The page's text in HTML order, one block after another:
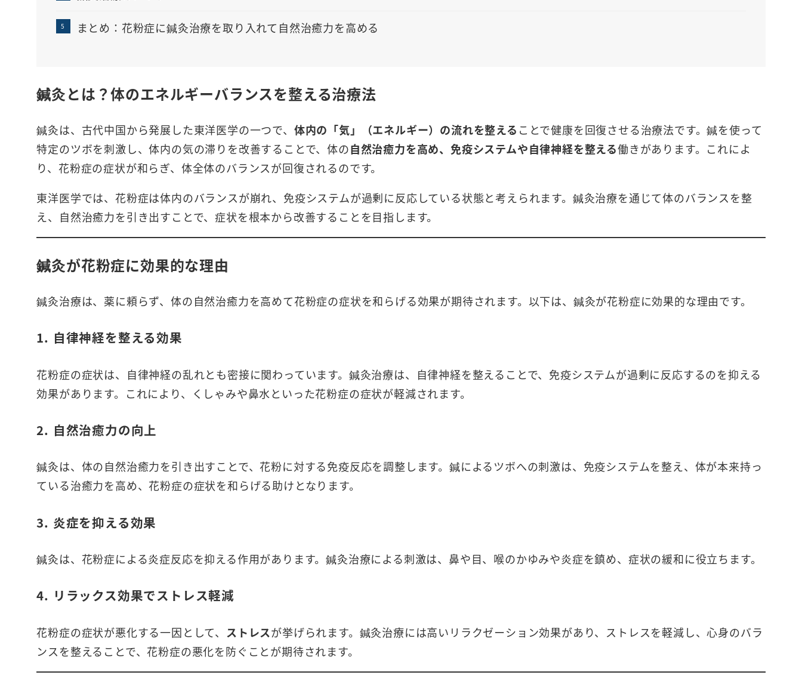
まとめ：花粉症に鍼灸治療を取り入れて自然治癒力を高める
鍼灸とは？体のエネルギーバランスを整える治療法
鍼灸は、古代中国から発展した東洋医学の一つで、 体内の「気」（エネルギー）の流れを整える ことで健康を回復させる治療法です。鍼を使って
特定のツボを刺激し、体内の気の滞りを改善することで、体の自然治癒力を高め、免疫システムや自律神経を整える働きがあります。これによ
り、花粉症の症状が和らぎ、体全体のバランスが回復されるのです。
東洋医学では、花粉症は体内のバランスが崩れ、免疫システムが過剰に反応している状態と考えられます。鍼灸治療を通じて体のバランスを整
え、自然治癒力を引き出すことで、症状を根本から改善することを目指します。
鍼灸が花粉症に効果的な理由
鍼灸治療は、薬に頼らず、体の自然治癒力を高めて花粉症の症状を和らげる効果が期待されます。以下は、鍼灸が花粉症に効果的な理由です。
1. 自律神経を整える効果
花粉症の症状は、自律神経の乱れとも密接に関わっています。鍼灸治療は、自律神経を整えることで、免疫システムが過剰に反応するのを抑える
効果があります。これにより、くしゃみや鼻水といった花粉症の症状が軽減されます。
2. 自然治癒力の向上
鍼灸は、体の自然治癒力を引き出すことで、花粉に対する免疫反応を調整します。鍼によるツボへの刺激は、免疫システムを整え、体が本来持っ
ている治癒力を高め、花粉症の症状を和らげる助けとなります。
3. 炎症を抑える効果
鍼灸は、花粉症による炎症反応を抑える作用があります。鍼灸治療による刺激は、鼻や目、喉のかゆみや炎症を鎮め、症状の緩和に役立ちます。
4. リラックス効果でストレス軽減
花粉症の症状が悪化する一因として、 ストレスが挙げられます。鍼灸治療には高いリラクゼーション効果があり、ストレスを軽減し、心身のバラ
ンスを整えることで、花粉症の悪化を防ぐことが期待されます。